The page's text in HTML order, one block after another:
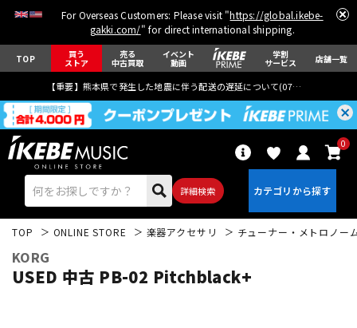
For Overseas Customers: Please visit "https://global.ikebe-
gakki.com/" for direct international shipping.
TOP 買う
ストア
売る
中古買取
イベント
動画
学割
サービス 店舗一覧
【重要】熊本県で発生した地震に伴う配送の遅延について(07月29日
詳細検索
0
TOP ONLINE STORE 楽器アクセサリ チューナー・メトロノー
KORG
USED 中古 PB-02 Pitchblack+